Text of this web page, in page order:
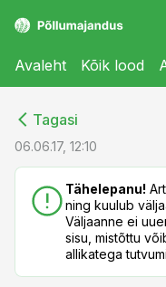
Avaleht Kõik lood
Tagasi
06.06.17, 12:10
Tähelepanu!
ning kuulub
Väljaanne ei
sisu, mistõttu
allikatega